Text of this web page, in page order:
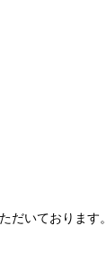
だいております。